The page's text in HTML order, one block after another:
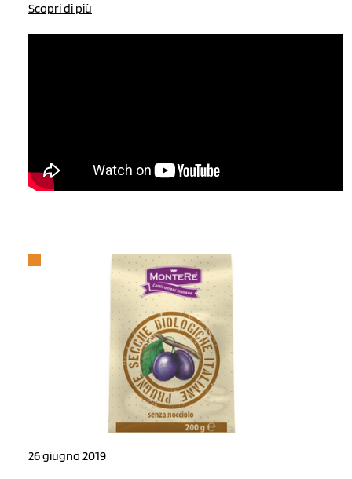
Scopri di più
26 giugno 2019